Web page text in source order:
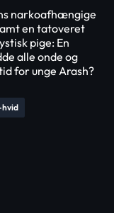
narkoafhængige
en tatoveret
pige: En
alle onde og
for unge Arash?